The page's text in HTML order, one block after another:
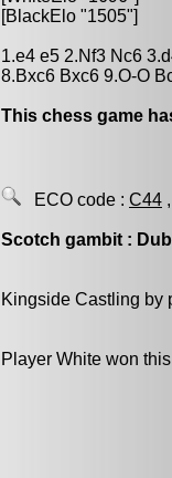
[BlackElo "1505"]
1.e4 e5 2.Nf3 Nc6
8.Bxc6 Bxc6 9.O-O
This chess game
ECO code : C44
Scotch gambit :
Kingside Castling by
Player White won